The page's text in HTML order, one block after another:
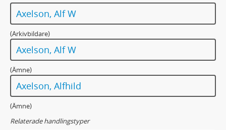
Axelson, Alf W
(Arkivbildare)
Axelson, Alf W
(Ämne)
Axelson, Alfhild
(Ämne)
Relaterade handlingstyper